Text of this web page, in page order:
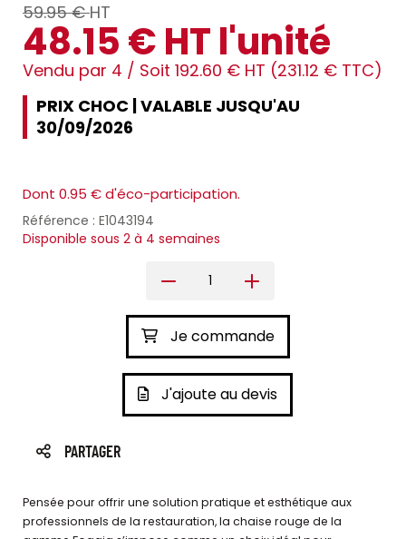
59.95 €HT
48.15 € HT l'unité
Vendu par 4 / Soit 192.60 € HT (231.12 € TTC)
PRIX CHOC | VALABLE JUSQU'AU
30/09/2026
Dont 0.95 € d'éco-participation.
Référence : E1043194
Disponible sous 2 à 4 semaines
Je commande
J'ajoute au devis
PARTAGER
Pensée pour offrir une solution pratique et esthétique aux
professionnels de la restauration, la chaise rouge de la